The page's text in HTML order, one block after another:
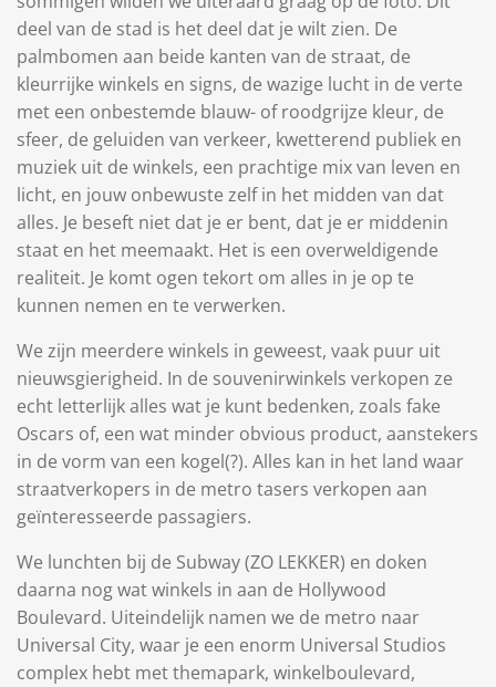
deel van de stad is het deel dat je wilt zien. De
palmbomen aan beide kanten van de straat, de
kleurrijke winkels en signs, de wazige lucht in de verte
met een onbestemde blauw- of roodgrijze kleur, de
sfeer, de geluiden van verkeer, kwetterend publiek en
muziek uit de winkels, een prachtige mix van leven en
licht, en jouw onbewuste zelf in het midden van dat
alles. Je beseft niet dat je er bent, dat je er middenin
staat en het meemaakt. Het is een overweldigende
realiteit. Je komt ogen tekort om alles in je op te
kunnen nemen en te verwerken.
We zijn meerdere winkels in geweest, vaak puur uit
nieuwsgierigheid. In de souvenirwinkels verkopen ze
echt letterlijk alles wat je kunt bedenken, zoals fake
Oscars of, een wat minder obvious product, aanstekers
in de vorm van een kogel(?). Alles kan in het land waar
straatverkopers in de metro tasers verkopen aan
geïnteresseerde passagiers.
We lunchten bij de Subway (ZO LEKKER) en doken
daarna nog wat winkels in aan de Hollywood
Boulevard. Uiteindelijk namen we de metro naar
Universal City, waar je een enorm Universal Studios
complex hebt met themapark, winkelboulevard,